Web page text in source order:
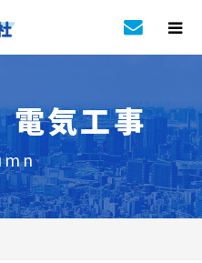
電気工事